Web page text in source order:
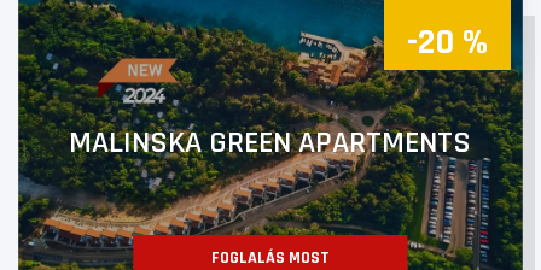
-20 %
MALINSKA GREEN APARTMENTS
FOGLALÁS MOST